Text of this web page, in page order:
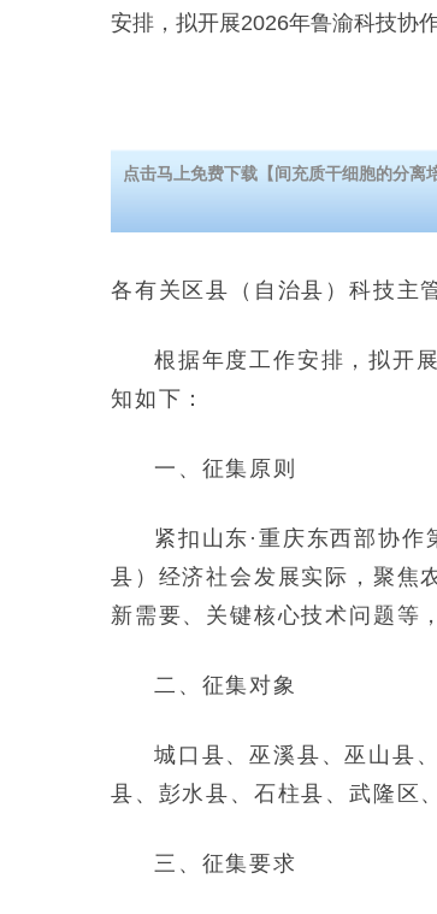
安排，拟开展2026年鲁渝科技协
点击马上免费下载【间充质干细胞的分离
各有关区县（自治县）科技主
根据年度工作安排，拟开
知如下：
一、征集原则
紧扣山东·重庆东西部协
县）经济社会发展实际，聚焦
新需要、关键核心技术问题等
二、征集对象
城口县、巫溪县、巫山县
县、彭水县、石柱县、武隆区
三、征集要求